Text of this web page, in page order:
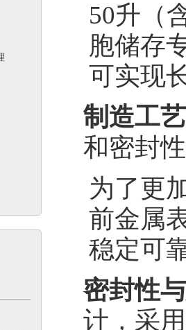
50升（
胞储存
可实现
制造工艺
和密封
为了更
前金属
稳定可
密封性
计，采